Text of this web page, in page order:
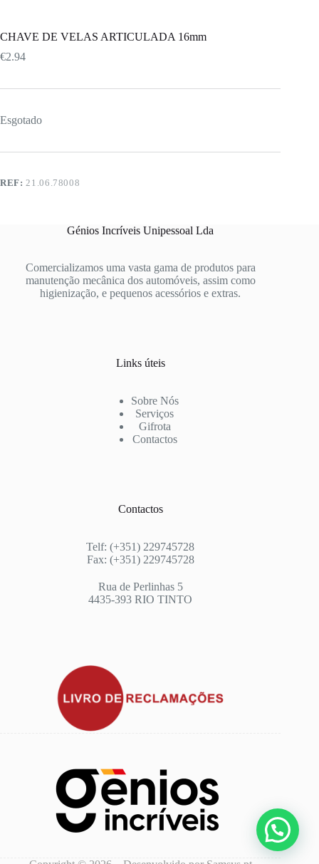
CHAVE DE VELAS ARTICULADA 16mm
€2.94
Esgotado
REF: 21.06.78008
Génios Incríveis Unipessoal Lda
Comercializamos uma vasta gama de produtos para
manutenção mecânica dos automóveis, assim como
higienização, e pequenos acessórios e extras.
Links úteis
Sobre Nós
Serviços
Gifrota
Contactos
Contactos
Telf: (+351) 229745728
Fax: (+351) 229745728
Rua de Perlinhas 5
4435-393 RIO TINTO